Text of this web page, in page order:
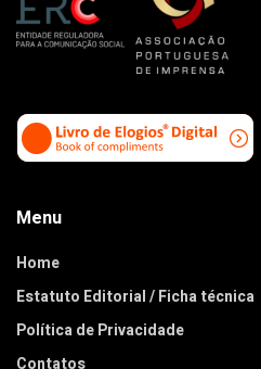
Menu
Home
Estatuto Editorial / Ficha técnica
Política de Privacidade
Contatos